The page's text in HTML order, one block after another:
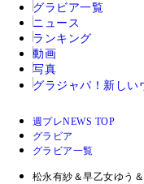
グラビア一覧
ニュース
ランキング
動画
写真
グラジャパ！ 新しい
週プレNEWS TOP
グラビア
グラビア一覧
松永有紗＆早乙女ゆう